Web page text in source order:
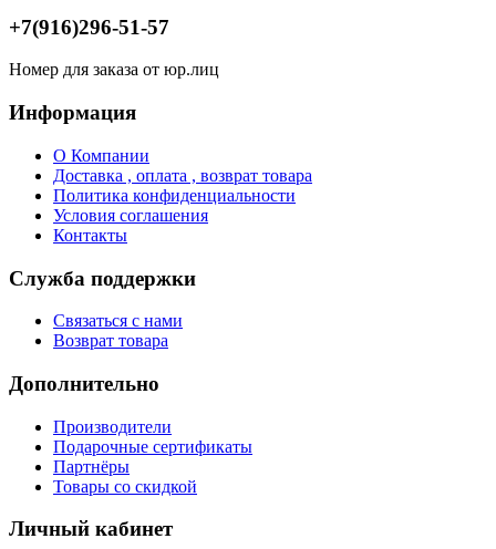
+7(916)296-51-57
Номер для заказа от юр.лиц
Информация
О Компании
Доставка , оплата , возврат товара
Политика конфиденциальности
Условия соглашения
Контакты
Служба поддержки
Связаться с нами
Возврат товара
Дополнительно
Производители
Подарочные сертификаты
Партнёры
Товары со скидкой
Личный кабинет